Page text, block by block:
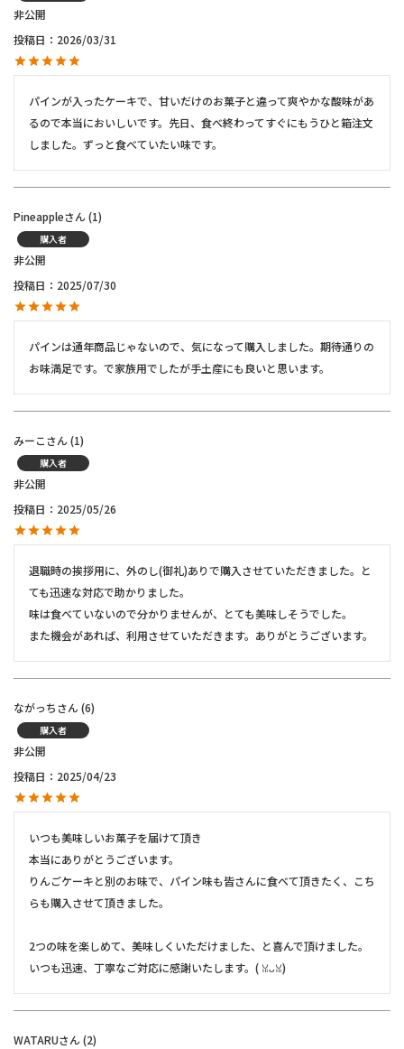
非公開
投稿日
2026/03/31
パインが入ったケーキで、甘いだけのお菓子と違って爽やかな酸味があ
るので本当においしいです。先日、食べ終わってすぐにもうひと箱注文
しました。ずっと食べていたい味です。
Pineapple 1
購入者
非公開
投稿日
2025/07/30
パインは通年商品じゃないので、気になって購入しました。期待通りの
お味満足です。で家族用でしたが手土産にも良いと思います。
みーこ 1
購入者
非公開
投稿日
2025/05/26
退職時の挨拶用に、外のし(御礼)ありで購入させていただきました。と
ても迅速な対応で助かりました。
味は食べていないので分かりませんが、とても美味しそうでした。
また機会があれば、利用させていただきます。ありがとうございます。
ながっち 6
購入者
非公開
投稿日
2025/04/23
いつも美味しいお菓子を届けて頂き
本当にありがとうございます。
りんごケーキと別のお味で、パイン味も皆さんに食べて頂きたく、こち
らも購入させて頂きました。
2つの味を楽しめて、美味しくいただけました、と喜んで頂けました。
いつも迅速、丁寧なご対応に感謝いたします。(⁠ ⁠ꈍ⁠ᴗ⁠ꈍ⁠)
WATARU 2